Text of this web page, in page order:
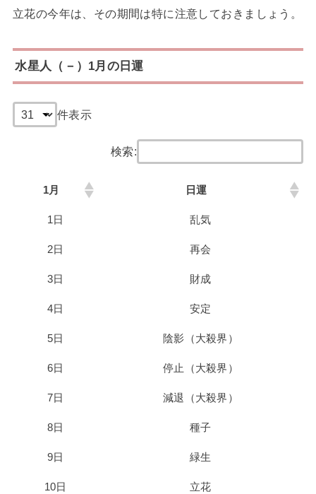
立花の今年は、その期間は特に注意しておきましょう。
水星人（－）1月の日運
件表示
検索:
1月 日運
1日 乱気
2日 再会
3日 財成
4日 安定
5日 陰影（大殺界）
6日 停止（大殺界）
7日 減退（大殺界）
8日 種子
9日 緑生
10日 立花